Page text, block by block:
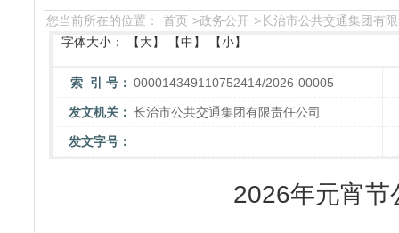
您当前所在的位置： 首页 >政务公开 >长治市公共交通集团有
字体大小：
【大】 【中】 【小】
索 引 号： 000014349110752414/2026-00005
发文机关： 长治市公共交通集团有限责任公司
发文字号：
2026年元宵节